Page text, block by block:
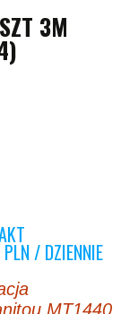
3M
/ DZIENNIE
MT1440